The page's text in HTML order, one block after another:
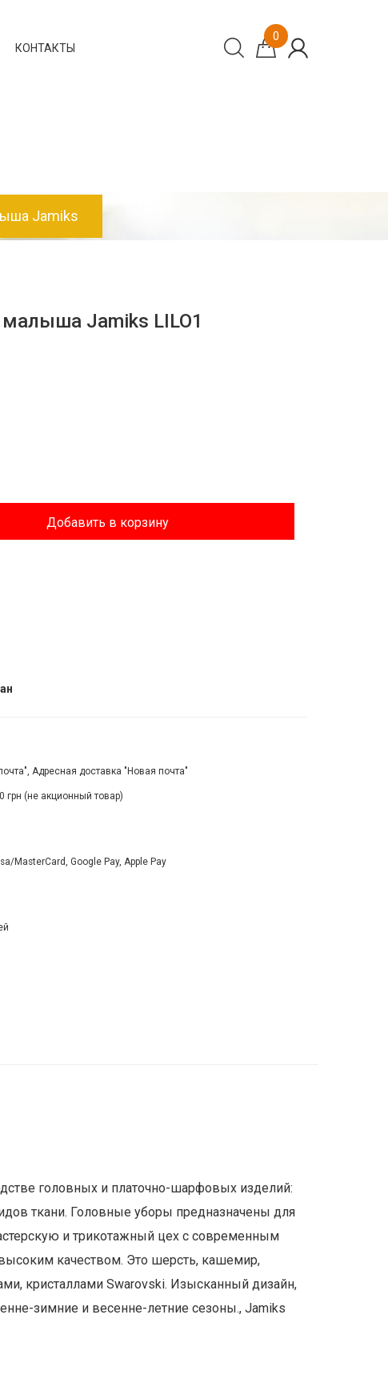
КОНТАКТЫ
0
Jamiks
Jamiks LILO1
Добавить в корзину
Адресная доставка "Новая почта"
грн (не акционный товар)
Google Pay, Apple Pay
головных и платочно-шарфовых изделий:
ткани. Головные уборы предназначены для
и трикотажный цех с современным
качеством. Это шерсть, кашемир,
кристаллами Swarovski. Изысканный дизайн,
зимние и весенне-летние сезоны., Jamiks